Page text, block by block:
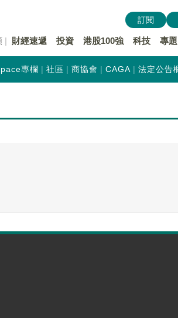
財經速遞 投資 港股100強 科技 專題
訂閱
專欄 社區 商協會 CAGA 法定公告